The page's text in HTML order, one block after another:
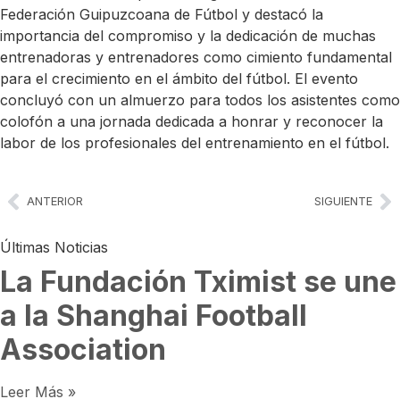
Federación Guipuzcoana de Fútbol y destacó la
importancia del compromiso y la dedicación de muchas
entrenadoras y entrenadores como cimiento fundamental
para el crecimiento en el ámbito del fútbol. El evento
concluyó con un almuerzo para todos los asistentes como
colofón a una jornada dedicada a honrar y reconocer la
labor de los profesionales del entrenamiento en el fútbol.
ANTERIOR SIGUIENTE
Últimas Noticias
La Fundación Tximist se une
a la Shanghai Football
Association
Leer Más »